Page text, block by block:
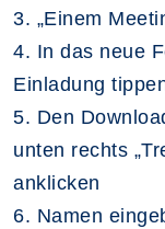
3. „Einem
4. In das neue
Einladung
5. Den
unten rechts
anklicken
6. Namen